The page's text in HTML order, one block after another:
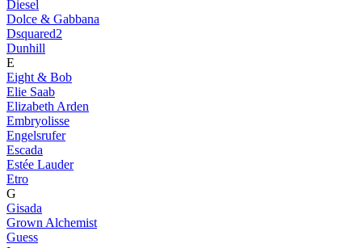
Diesel
Dolce & Gabbana
Dsquared2
Dunhill
E
Eight & Bob
Elie Saab
Elizabeth Arden
Embryolisse
Engelsrufer
Escada
Estée Lauder
Etro
G
Gisada
Grown Alchemist
Guess